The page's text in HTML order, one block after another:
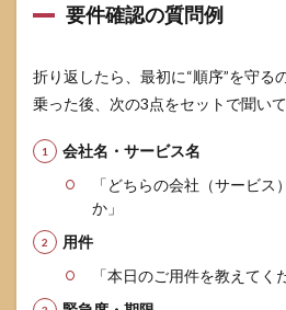
要件確認の質問例
折り返したら、最初に“順序”を守る
乗った後、次の3点をセットで聞いて
会社名・サービス名
「どちらの会社（サービス
か」
用件
「本日のご用件を教えてく